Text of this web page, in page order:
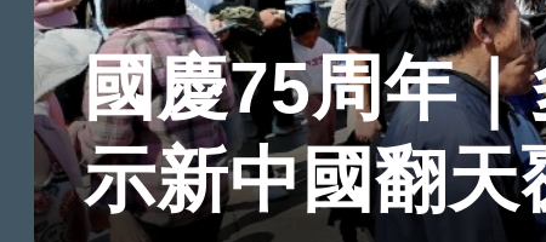
國慶75周年
示新中國翻天